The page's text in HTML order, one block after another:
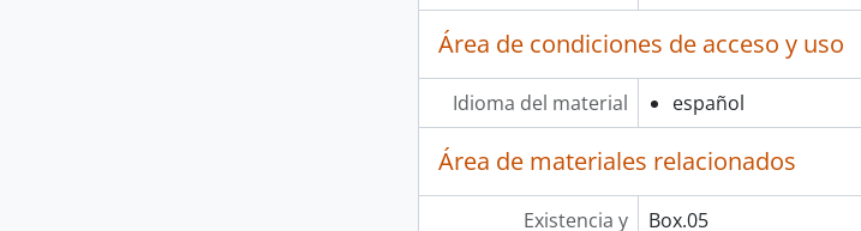
Área de condiciones de acceso y uso
Idioma del material español
Área de materiales relacionados
Existencia y
Box.05